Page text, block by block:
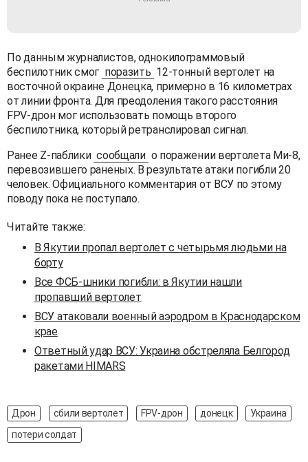
По данным журналистов, однокилограммовый
беспилотник смог поразить 12-тонный вертолет на
восточной окраине Донецка, примерно в 16 километрах
от линии фронта. Для преодоления такого расстояния
FPV-дрон мог использовать помощь второго
беспилотника, который ретранслировал сигнал.
Ранее Z-паблики сообщали о поражении вертолета Ми-8,
перевозившего раненых. В результате атаки погибли 20
человек. Официального комментария от ВСУ по этому
поводу пока не поступало.
Читайте также:
В Якутии пропал вертолет с четырьмя людьми на
борту
Все ФСБ-шники погибли: в Якутии нашли
пропавший вертолет
ВСУ атаковали военный аэродром в Краснодарском
крае
Ответный удар ВСУ: Украина обстреляла Белгород
ракетами HIMARS
Дрон сбили вертолет FPV-дрон донецк
Украина
потери солдат